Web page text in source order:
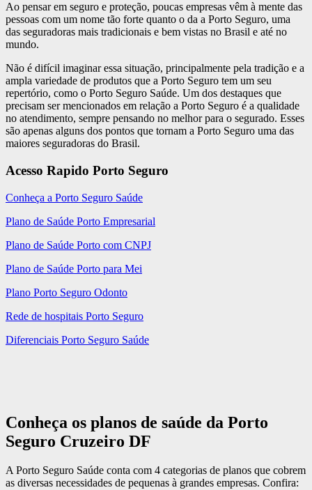
Ao pensar em seguro e proteção, poucas empresas vêm à mente das
pessoas com um nome tão forte quanto o da a Porto Seguro, uma
das seguradoras mais tradicionais e bem vistas no Brasil e até no
mundo.
Não é difícil imaginar essa situação, principalmente pela tradição e a
ampla variedade de produtos que a Porto Seguro tem um seu
repertório, como o Porto Seguro Saúde. Um dos destaques que
precisam ser mencionados em relação a Porto Seguro é a qualidade
no atendimento, sempre pensando no melhor para o segurado. Esses
são apenas alguns dos pontos que tornam a Porto Seguro uma das
maiores seguradoras do Brasil.
Acesso Rapido Porto Seguro
Conheça a Porto Seguro Saúde
Plano de Saúde Porto Empresarial
Plano de Saúde Porto com CNPJ
Plano de Saúde Porto para Mei
Plano Porto Seguro Odonto
Rede de hospitais Porto Seguro
Diferenciais Porto Seguro Saúde
Conheça os planos de saúde da Porto
Seguro Cruzeiro DF
A Porto Seguro Saúde conta com 4 categorias de planos que cobrem
as diversas necessidades de pequenas à grandes empresas. Confira: